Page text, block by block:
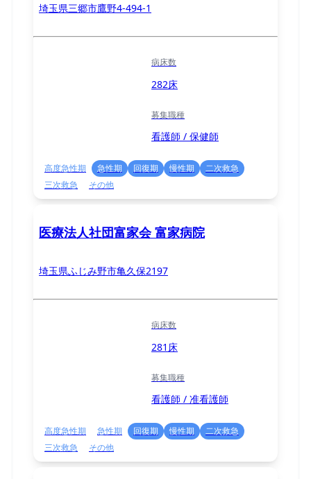
埼玉県三郷市鷹野4-494-1
病床数
282床
募集職種
看護師 / 保健師
高度急性期 急性期 回復期 慢性期
二次救急
三次救急
その他
医療法人社団富家会 富家病院
埼玉県ふじみ野市亀久保2197
病床数
281床
募集職種
看護師 / 准看護師
高度急性期 急性期 回復期 慢性期
二次救急
三次救急
その他